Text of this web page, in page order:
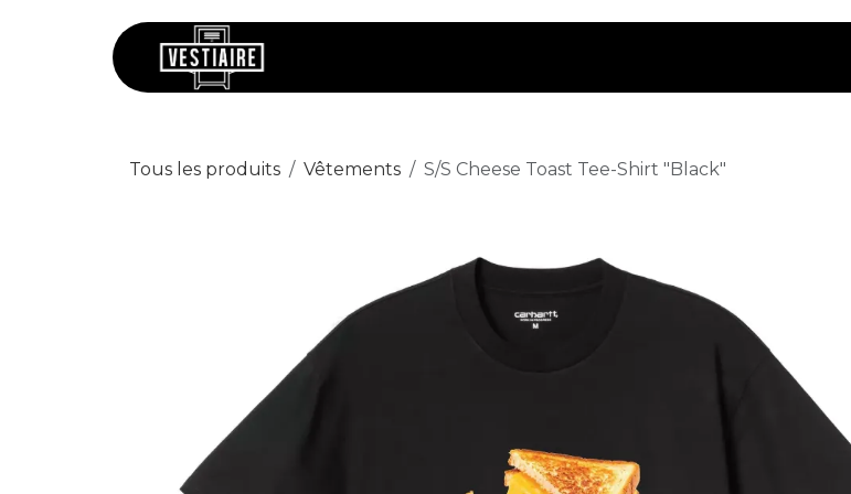
Tous les produits Vêtements S/S Cheese Toast Tee-Shirt "Black"